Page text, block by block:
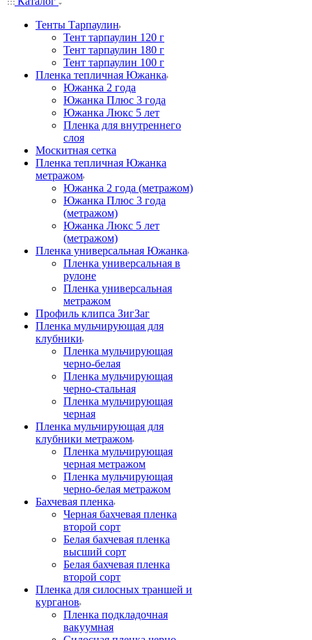
Тенты Тарпаулин
Тент тарпаулин 120 г
Тент тарпаулин 180 г
Тент тарпаулин 100 г
Пленка тепличная Южанка
Южанка 2 года
Южанка Плюс 3 года
Южанка Люкс 5 лет
Пленка для внутреннего
слоя
Москитная сетка
Пленка тепличная Южанка
метражом
Южанка 2 года (метражом)
Южанка Плюс 3 года
(метражом)
Южанка Люкс 5 лет
(метражом)
Пленка универсальная Южанка
Пленка универсальная в
рулоне
Пленка универсальная
метражом
Профиль клипса ЗигЗаг
Пленка мульчирующая для
клубники
Пленка мульчирующая
черно-белая
Пленка мульчирующая
черно-стальная
Пленка мульчирующая
черная
Пленка мульчирующая для
клубники метражом
Пленка мульчирующая
черная метражом
Пленка мульчирующая
черно-белая метражом
Бахчевая пленка
Черная бахчевая пленка
второй сорт
Белая бахчевая пленка
высший сорт
Белая бахчевая пленка
второй сорт
Пленка для силосных траншей и
курганов
Пленка подкладочная
вакуумная